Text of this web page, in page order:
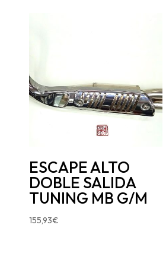
ESCAPE ALTO
DOBLE SALIDA
TUNING MB G/M
155,93€